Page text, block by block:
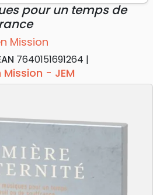
pour un temps de
Mission
7640151691264
- JEM